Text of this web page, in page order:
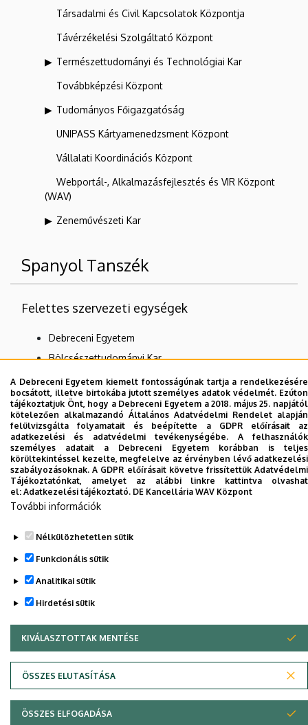
Társadalmi és Civil Kapcsolatok Központja
Távérzékelési Szolgáltató Központ
Természettudományi és Technológiai Kar
Továbbképzési Központ
Tudományos Főigazgatóság
UNIPASS Kártyamenedzsment Központ
Vállalati Koordinációs Központ
Webportál-, Alkalmazásfejlesztés és VIR Központ
(WAV)
Zeneművészeti Kar
Spanyol Tanszék
Felettes szervezeti egységek
Debreceni Egyetem
Bölcsészettudományi Kar
Mediterrán Nyelvek és Kultúrák Intézete
Dolgozói adatmódosítás igénylése a DE
telefonkönyvében|Külső személyek rögzítése a
DE telefonkönyvében|Súgó|Hibabejelentés
Szerzői jog © 2026 Unideb
A Debreceni Egyetem kiemelt fontosságúnak tartja a rendelkezésére
bocsátott, illetve birtokába jutott személyes adatok védelmét. Ezúton
tájékoztatjuk Önt, hogy a Debreceni Egyetem a 2018. május 25. napjától
kötelezően alkalmazandó Általános Adatvédelmi Rendelet alapján
felülvizsgálta folyamatait és beépítette a GDPR előírásait az
adatkezelési és adatvédelmi tevékenységébe. A felhasználók
személyes adatait a Debreceni Egyetem korábban is teljes
körültekintéssel kezelte, megfelelve az érvényben lévő adatkezelési
szabályozásoknak. A GDPR előírásait követve frissítettük Adatvédelmi
Tájékoztatónkat, amelyet az alábbi linkre kattintva olvashat
el: Adatkezelési tájékoztató. DE Kancellária WAV Központ
További információk
Nélkülözhetetlen sütik
Funkcionális sütik
Analitikai sütik
Hirdetési sütik
KIVÁLASZTOTTAK MENTÉSE
ÖSSZES ELUTASÍTÁSA
WITHDRAW CONSENT
ÖSSZES ELFOGADÁSA